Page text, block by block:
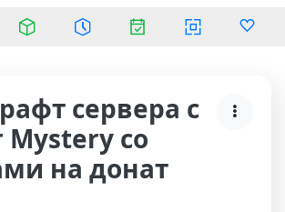
сервера с
Mystery со
на донат